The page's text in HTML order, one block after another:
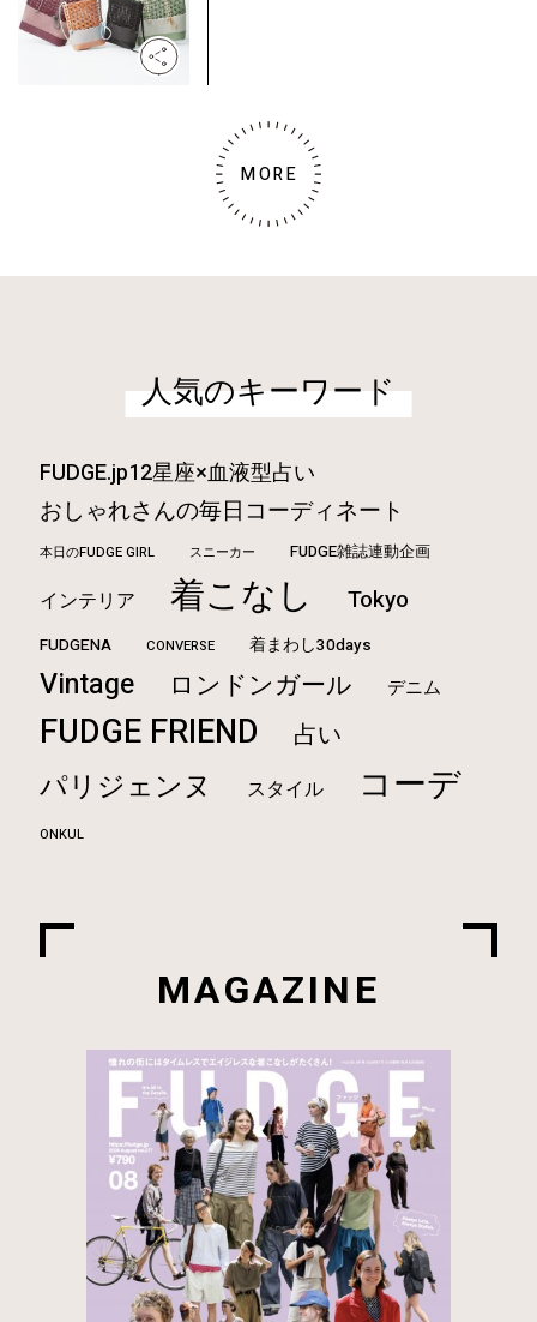
MORE
人気のキーワード
FUDGE.jp12星座×血液型占い
おしゃれさんの毎日コーディネート
本日のFUDGE GIRL スニーカー FUDGE雑誌連動企画
インテリア 着こなし Tokyo
FUDGENA CONVERSE 着まわし30days
Vintage ロンドンガール デニム
FUDGE FRIEND 占い
パリジェンヌ スタイル コーデ
ONKUL
MAGAZINE